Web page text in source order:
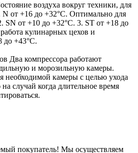
воздуха вокруг техники, для
от +16 до +32°C. Оптимально для
SN от +10 до +32°C. 3. ST от +18 до
кулинарных цехов и
до +43°C.
Два компрессора работают
и морозильную камеры.
необходимой камеры с целью ухода
случай когда длительное время
покупатель! Мы осуществляем